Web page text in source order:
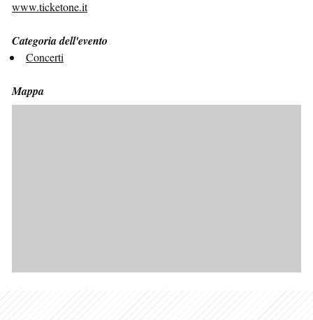
www.ticketone.it
Categoria dell'evento
Concerti
Mappa